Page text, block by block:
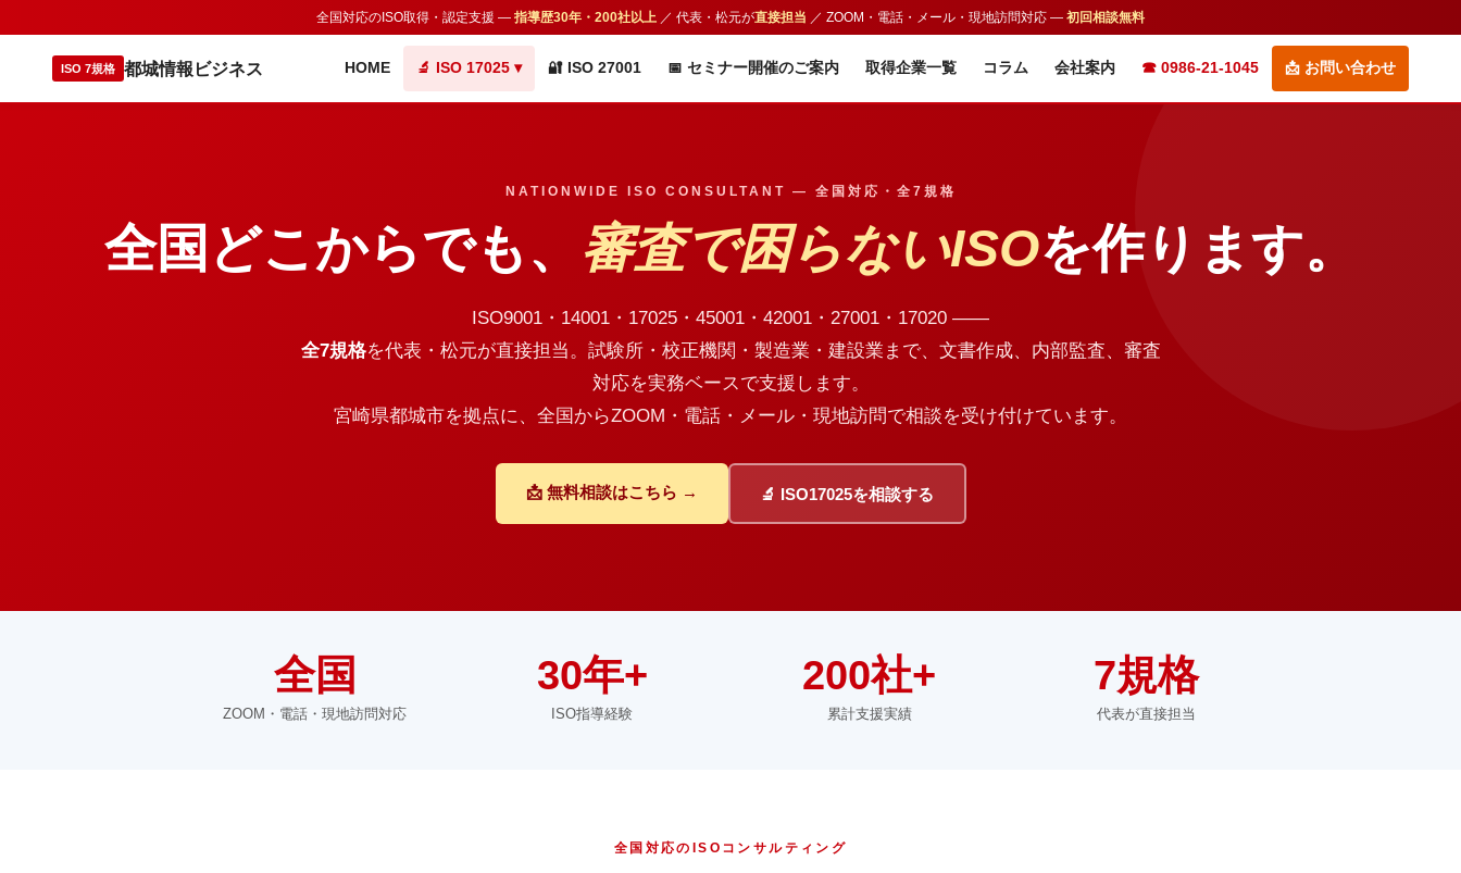
全国対応のISO取得・認定支援 — 指導歴30年・200社以上 ／ 代表・松元が直接担当 ／ ZOOM・電話・メール・現地訪問対応 — 初回相談無料
ISO 7規格 都城情報ビジネス HOME 🔬 ISO 17025 ▾ 🔐 ISO 27001 📅 セミナー開催のご案内 取得企業一覧 コラム 会社案内 ☎ 0986-21-1045 📩 お問い合わせ
NATIONWIDE ISO CONSULTANT ― 全国対応・全7規格
全国どこからでも、 審査で困らないISOを作ります。
ISO9001・14001・17025・45001・42001・27001・17020 ——
全7規格を代表・松元が直接担当。試験所・校正機関・製造業・建設業まで、文書作成、内部監査、審査
対応を実務ベースで支援します。
宮崎県都城市を拠点に、全国からZOOM・電話・メール・現地訪問で相談を受け付けています。
📩 無料相談はこちら → 🔬 ISO17025を相談する
全国
ZOOM・電話・現地訪問対応
30年+
ISO指導経験
200社+
累計支援実績
7規格
代表が直接担当
全国対応のISOコンサルティング